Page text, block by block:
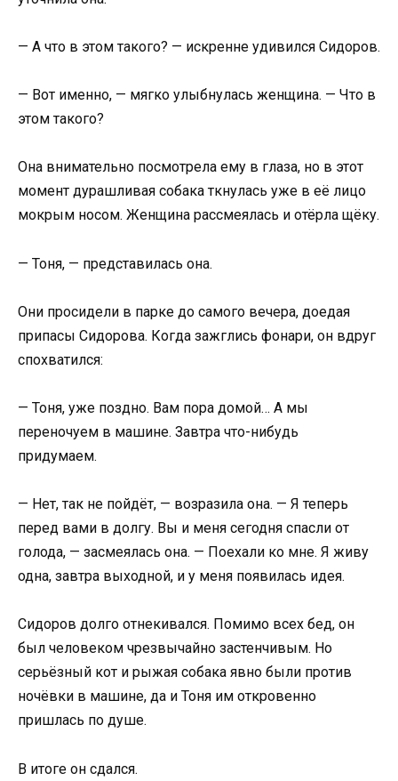
— А что в этом такого? — искренне удивился Сидоров.
— Вот именно, — мягко улыбнулась женщина. — Что в
этом такого?
Она внимательно посмотрела ему в глаза, но в этот
момент дурашливая собака ткнулась уже в её лицо
мокрым носом. Женщина рассмеялась и отёрла щёку.
— Тоня, — представилась она.
Они просидели в парке до самого вечера, доедая
припасы Сидорова. Когда зажглись фонари, он вдруг
спохватился:
— Тоня, уже поздно. Вам пора домой… А мы
переночуем в машине. Завтра что-нибудь
придумаем.
— Нет, так не пойдёт, — возразила она. — Я теперь
перед вами в долгу. Вы и меня сегодня спасли от
голода, — засмеялась она. — Поехали ко мне. Я живу
одна, завтра выходной, и у меня появилась идея.
Сидоров долго отнекивался. Помимо всех бед, он
был человеком чрезвычайно застенчивым. Но
серьёзный кот и рыжая собака явно были против
ночёвки в машине, да и Тоня им откровенно
пришлась по душе.
В итоге он сдался.